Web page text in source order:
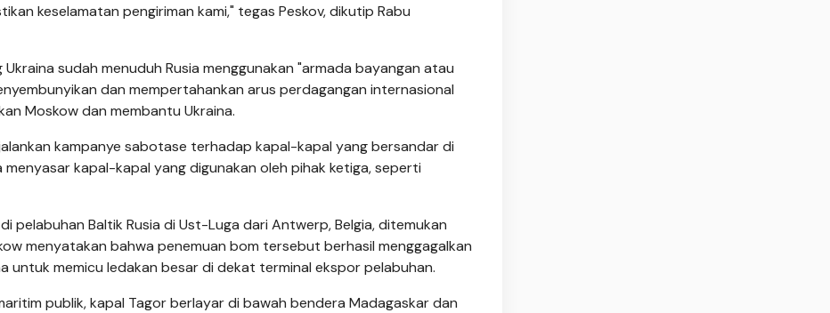
keselamatan pengiriman kami," tegas Peskov, dikutip Rabu
sudah menuduh Rusia menggunakan "armada bayangan atau
dan mempertahankan arus perdagangan internasional
Moskow dan membantu Ukraina.
kampanye sabotase terhadap kapal-kapal yang bersandar di
kapal-kapal yang digunakan oleh pihak ketiga, seperti
pelabuhan Baltik Rusia di Ust-Luga dari Antwerp, Belgia, ditemukan
menyatakan bahwa penemuan bom tersebut berhasil menggagalkan
untuk memicu ledakan besar di dekat terminal ekspor pelabuhan.
publik, kapal Tagor berlayar di bawah bendera Madagaskar dan